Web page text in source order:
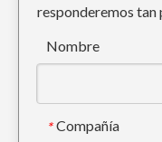
responderemos
Nombre
* Compañía